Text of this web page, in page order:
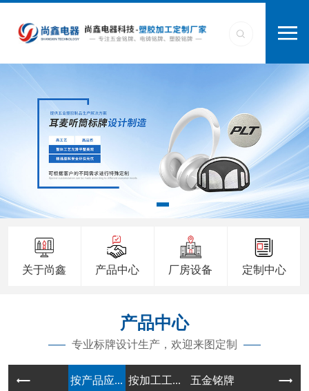
关于尚鑫 产品中心 厂房设备 定制中心
产品中心
专业标牌设计生产，欢迎来图定制
按产品应... 按加工工... 五金铭牌